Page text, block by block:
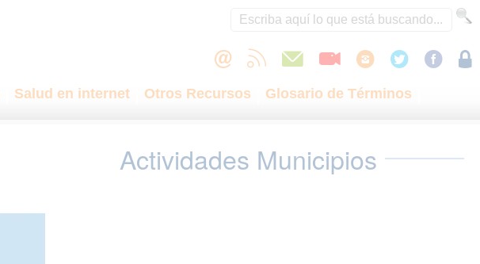
Salud en internet Otros Recursos
Glosario de Términos
Actividades Municipios